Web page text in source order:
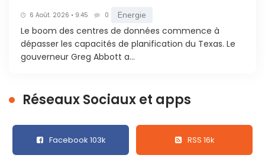
6 Août. 2026 • 9:45 0 Energie
Le boom des centres de données commence à
dépasser les capacités de planification du Texas. Le
gouverneur Greg Abbott a...
Réseaux Sociaux et apps
Facebook 103k RSS 16k